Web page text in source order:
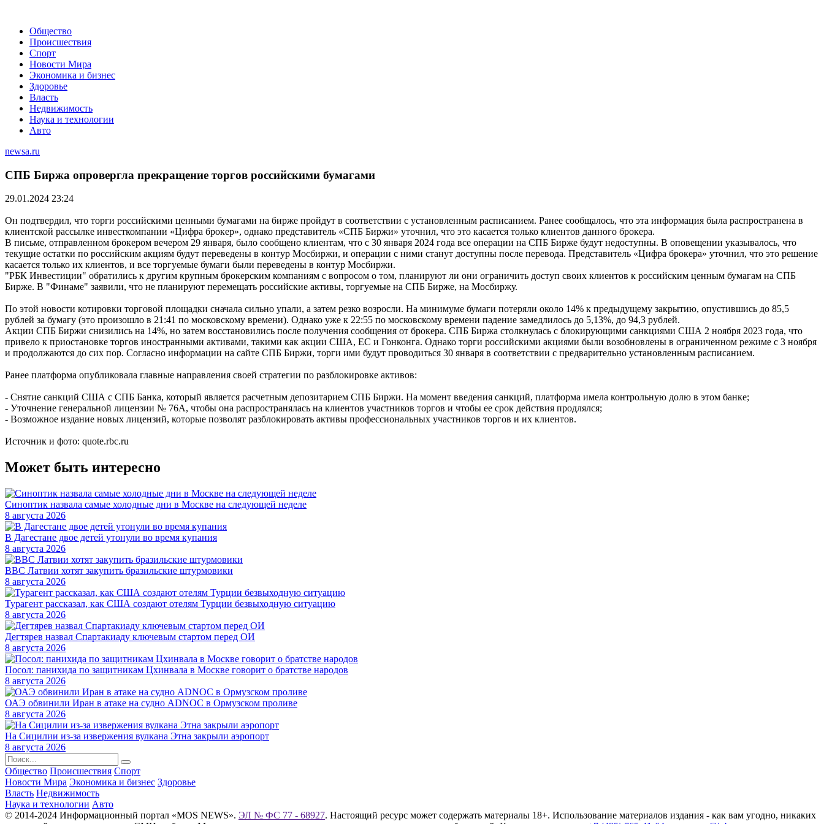
Общество
Происшествия
Спорт
Новости Мира
Экономика и бизнес
Здоровье
Власть
Недвижимость
Наука и технологии
Авто
newsa.ru
СПБ Биржа опровергла прекращение торгов российскими бумагами
29.01.2024 23:24
Он подтвердил, что торги российскими ценными бумагами на бирже пройдут в соответствии с установленным расписанием. Ранее сообщалось, что эта информация была распространена в
клиентской рассылке инвесткомпании «Цифра брокер», однако представитель «СПБ Биржи» уточнил, что это касается только клиентов данного брокера.
В письме, отправленном брокером вечером 29 января, было сообщено клиентам, что с 30 января 2024 года все операции на СПБ Бирже будут недоступны. В оповещении указывалось, что
текущие остатки по российским акциям будут переведены в контур Мосбиржи, и операции с ними станут доступны после перевода. Представитель «Цифра брокера» уточнил, что это решение
касается только их клиентов, и все торгуемые бумаги были переведены в контур Мосбиржи.
"РБК Инвестиции" обратились к другим крупным брокерским компаниям с вопросом о том, планируют ли они ограничить доступ своих клиентов к российским ценным бумагам на СПБ
Бирже. В "Финаме" заявили, что не планируют перемещать российские активы, торгуемые на СПБ Бирже, на Мосбиржу.
По этой новости котировки торговой площадки сначала сильно упали, а затем резко возросли. На минимуме бумаги потеряли около 14% к предыдущему закрытию, опустившись до 85,5
рублей за бумагу (это произошло в 21:41 по московскому времени). Однако уже к 22:55 по московскому времени падение замедлилось до 5,13%, до 94,3 рублей.
Акции СПБ Биржи снизились на 14%, но затем восстановились после получения сообщения от брокера. СПБ Биржа столкнулась с блокирующими санкциями США 2 ноября 2023 года, что
привело к приостановке торгов иностранными активами, такими как акции США, ЕС и Гонконга. Однако торги российскими акциями были возобновлены в ограниченном режиме с 3 ноября
и продолжаются до сих пор. Согласно информации на сайте СПБ Биржи, торги ими будут проводиться 30 января в соответствии с предварительно установленным расписанием.
Ранее платформа опубликовала главные направления своей стратегии по разблокировке активов:
- Снятие санкций США с СПБ Банка, который является расчетным депозитарием СПБ Биржи. На момент введения санкций, платформа имела контрольную долю в этом банке;
- Уточнение генеральной лицензии № 76A, чтобы она распространялась на клиентов участников торгов и чтобы ее срок действия продлялся;
- Возможное издание новых лицензий, которые позволят разблокировать активы профессиональных участников торгов и их клиентов.
Источник и фото: quote.rbc.ru
Может быть интересно
Синоптик назвала самые холодные дни в Москве на следующей неделе
8 августа 2026
В Дагестане двое детей утонули во время купания
8 августа 2026
ВВС Латвии хотят закупить бразильские штурмовики
8 августа 2026
Турагент рассказал, как США создают отелям Турции безвыходную ситуацию
8 августа 2026
Дегтярев назвал Спартакиаду ключевым стартом перед ОИ
8 августа 2026
Посол: панихида по защитникам Цхинвала в Москве говорит о братстве народов
8 августа 2026
ОАЭ обвинили Иран в атаке на судно ADNOC в Ормузском проливе
8 августа 2026
На Сицилии из-за извержения вулкана Этна закрыли аэропорт
8 августа 2026
Общество Происшествия Спорт
Новости Мира Экономика и бизнес Здоровье
Власть Недвижимость
Наука и технологии Авто
© 2014-2024 Информационный портал «MOS NEWS». ЭЛ № ФС 77 - 68927. Настоящий ресурс может содержать материалы 18+. Использование материалов издания - как вам угодно, никаких